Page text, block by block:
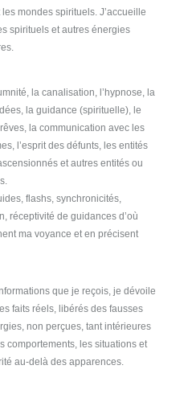
mondes spirituels. J’accueille
spirituels et autres énergies
la canalisation, l’hypnose, la
la guidance (spirituelle), le
la communication avec les
l’esprit des défunts, les entités
et autres entités ou
flashs, synchronicités,
réceptivité de guidances d’où
ma voyance et en précisent
que je reçois, je dévoile
faits réels, libérés des fausses
non perçues, tant intérieures
comportements, les situations et
au-delà des apparences.